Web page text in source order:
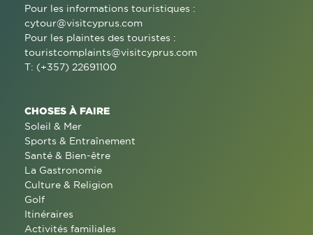
Pour les informations touristiques :
cytour@visitcyprus.com
Pour les plaintes des touristes :
touristcomplaints@visitcyprus.com
T: (+357) 22691100
CHOSES À FAIRE
Soleil & Mer
Sports & Entraînement
Santé & Bien-être
La Gastronomie
Culture & Religion
Golf
Itinéraires
Activités familiales